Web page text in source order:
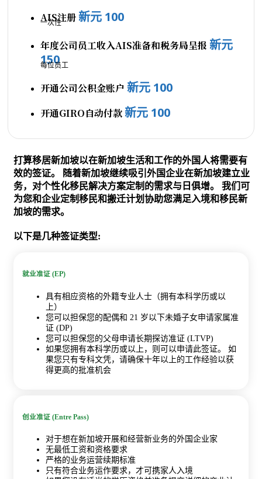
AIS注册新元 100
一次性
年度公司员工收入AIS准备和税务局呈报 新元
150
每位员工
开通公司公积金账户 新元 100
开通GIRO自动付款新元 100
打算移居新加坡以在新加坡生活和工作的外国人将需要有
效的签证。 随着新加坡继续吸引外国企业在新加坡建立业
务，对个性化移民解决方案定制的需求与日俱增。 我们可
为您和企业定制移民和搬迁计划协助您满足入境和移民新
加坡的需求。
以下是几种签证类型:
就业准证 (EP)
具有相应资格的外籍专业人士（拥有本科学历或以
上）
您可以担保您的配偶和 21 岁以下未婚子女申请家属准
证 (DP)
您可以担保您的父母申请长期探访准证 (LTVP)
如果您拥有本科学历或以上，则可以申请此签证。 如
果您只有专科文凭，请确保十年以上的工作经验以获
得更高的批准机会
创业准证 (Entre Pass)
对于想在新加坡开展和经营新业务的外国企业家
无最低工资和资格要求
严格的业务运营续期标准
只有符合业务运作要求，才可携家人入境